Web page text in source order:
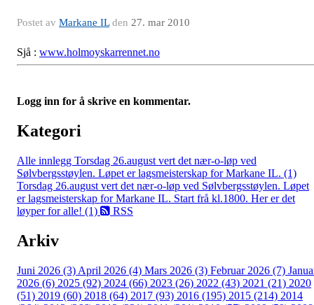
Postet av Markane ILden 27. mar 2010
Sjå : www.holmoyskarrennet.no
Logg inn for å skrive en kommentar.
Kategori
Alle innlegg Torsdag 26.august vert det nær-o-løp ved
Sølvbergsstøylen. Løpet er lagsmeisterskap for Markane IL. (1)
Torsdag 26.august vert det nær-o-løp ved Sølvbergsstøylen. Løpet
er lagsmeisterskap for Markane IL. Start frå kl.1800. Her er det
løyper for alle! (1)
RSS
Arkiv
Juni 2026 (3) April 2026 (4) Mars 2026 (3) Februar 2026 (7)
2026 (6) 2025 (92) 2024 (66) 2023 (26) 2022 (43) 2021 (21) 2020
(51) 2019 (60) 2018 (64) 2017 (93) 2016 (195) 2015 (214) 2014